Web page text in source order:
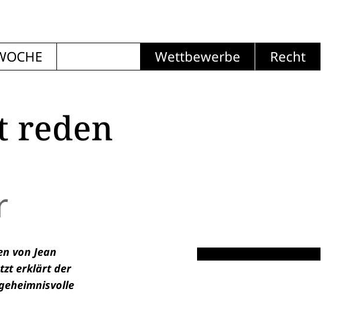
Wettbewerbe Recht
reden
von Jean
erklärt der